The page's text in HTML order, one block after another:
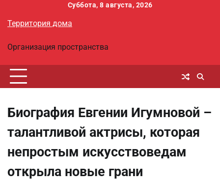
содержимому
Суббота, 8 августа, 2026
Территория дома
Организация пространства
Биография Евгении Игумновой –
талантливой актрисы, которая
непростым искусствоведам
открыла новые грани